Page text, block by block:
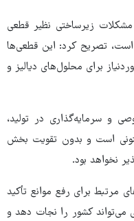
زیرساختی نظیر قطعی
تصریح کرد: این قطعی‌ها
برای محلول‌های دیالیز و
و سرمایه‌گذاری در تولید،
است و بدون تقویت بخش
نخواهد بود.
مرتبط برای رفع موانع تأکید
کشور را نجات دهد و